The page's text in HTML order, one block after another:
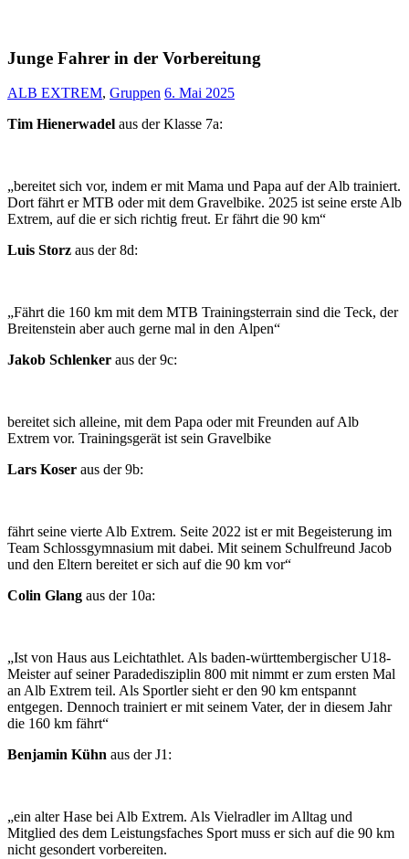
Junge Fahrer in der Vorbereitung
ALB EXTREM, Gruppen 6. Mai 2025
Tim Hienerwadel aus der Klasse 7a:
„bereitet sich vor, indem er mit Mama und Papa auf der Alb trainiert.
Dort fährt er MTB oder mit dem Gravelbike. 2025 ist seine erste Alb
Extrem, auf die er sich richtig freut. Er fährt die 90 km“
Luis Storz aus der 8d:
„Fährt die 160 km mit dem MTB Trainingsterrain sind die Teck, der
Breitenstein aber auch gerne mal in den Alpen“
Jakob Schlenker aus der 9c:
bereitet sich alleine, mit dem Papa oder mit Freunden auf Alb
Extrem vor. Trainingsgerät ist sein Gravelbike
Lars Koser aus der 9b:
fährt seine vierte Alb Extrem. Seite 2022 ist er mit Begeisterung im
Team Schlossgymnasium mit dabei. Mit seinem Schulfreund Jacob
und den Eltern bereitet er sich auf die 90 km vor“
Colin Glang aus der 10a:
„Ist von Haus aus Leichtathlet. Als baden-württembergischer U18-
Meister auf seiner Paradedisziplin 800 mit nimmt er zum ersten Mal
an Alb Extrem teil. Als Sportler sieht er den 90 km entspannt
entgegen. Dennoch trainiert er mit seinem Vater, der in diesem Jahr
die 160 km fährt“
Benjamin Kühn aus der J1:
„ein alter Hase bei Alb Extrem. Als Vielradler im Alltag und
Mitglied des dem Leistungsfaches Sport muss er sich auf die 90 km
nicht gesondert vorbereiten.